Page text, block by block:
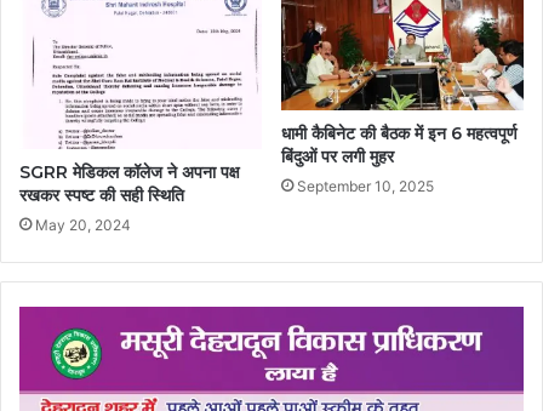
SGRR मेडिकल कॉलेज ने अपना पक्ष
रखकर स्पष्ट की सही स्थिति
May 20, 2024
धामी कैबिनेट की बैठक में इन 6 महत्वपूर्ण
बिंदुओं पर लगी मुहर
September 10, 2025